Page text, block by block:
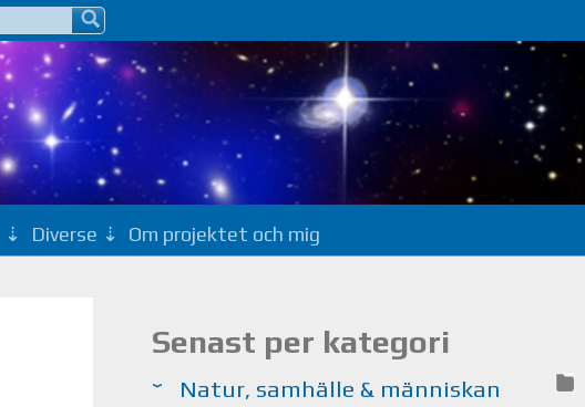
Diverse Om projektet och mig
Senast per kategori
Natur, samhälle & människan